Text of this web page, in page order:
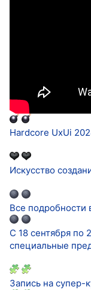
Hardcore UxUi
Искусство
Все подробности
C 18 сентября по
специальные
Запись на супер-